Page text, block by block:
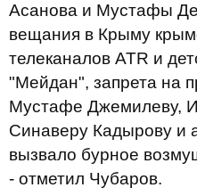
Асанова и Мустафы
вещания в Крыму
телеканалов АТR и
"Мейдан", запрета на
Мустафе Джемилеву,
Синаверу Кадырову и
вызвало бурное
- отметил Чубаров.